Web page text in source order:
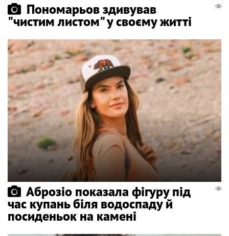
Пономарьов здивував
"чистим листом" у своєму житті
Аброзіо показала фігуру під
час купань біля водоспаду й
посиденьок на камені